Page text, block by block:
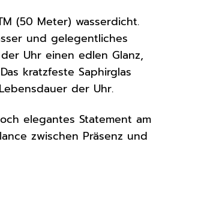
(50 Meter) wasserdicht.
und gelegentliches
Uhr einen edlen Glanz,
kratzfeste Saphirglas
der Uhr.
elegantes Statement am
zwischen Präsenz und